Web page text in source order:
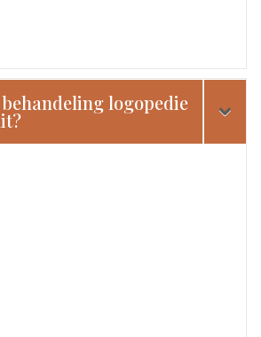
logopedie